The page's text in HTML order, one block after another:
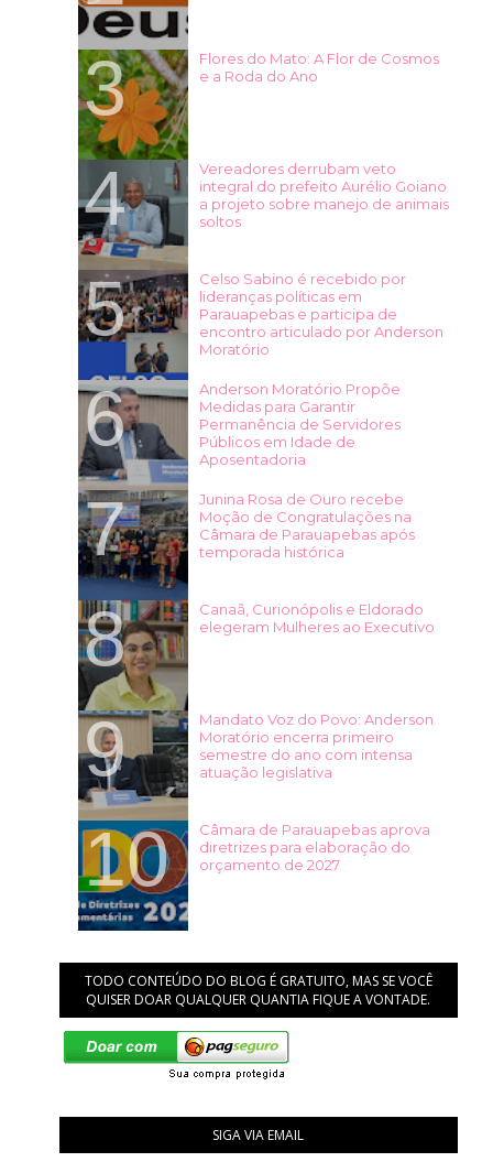
Flores do Mato: A Flor de Cosmos
e a Roda do Ano
Vereadores derrubam veto
integral do prefeito Aurélio Goiano
a projeto sobre manejo de animais
soltos
Celso Sabino é recebido por
lideranças políticas em
Parauapebas e participa de
encontro articulado por Anderson
Moratório
Anderson Moratório Propõe
Medidas para Garantir
Permanência de Servidores
Públicos em Idade de
Aposentadoria
Junina Rosa de Ouro recebe
Moção de Congratulações na
Câmara de Parauapebas após
temporada histórica
Canaã, Curionópolis e Eldorado
elegeram Mulheres ao Executivo
Mandato Voz do Povo: Anderson
Moratório encerra primeiro
semestre do ano com intensa
atuação legislativa
Câmara de Parauapebas aprova
diretrizes para elaboração do
orçamento de 2027
TODO CONTEÚDO DO BLOG É GRATUITO, MAS SE VOCÊ
QUISER DOAR QUALQUER QUANTIA FIQUE A VONTADE.
SIGA VIA EMAIL